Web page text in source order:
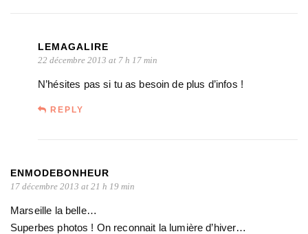
LEMAGALIRE
22 décembre 2013 at 7 h 17 min
N’hésites pas si tu as besoin de plus d’infos !
REPLY
ENMODEBONHEUR
17 décembre 2013 at 21 h 19 min
Marseille la belle…
Superbes photos ! On reconnait la lumière d’hiver…